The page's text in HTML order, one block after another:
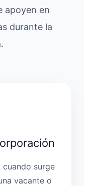
apoyen en
durante la
surge
vacante o